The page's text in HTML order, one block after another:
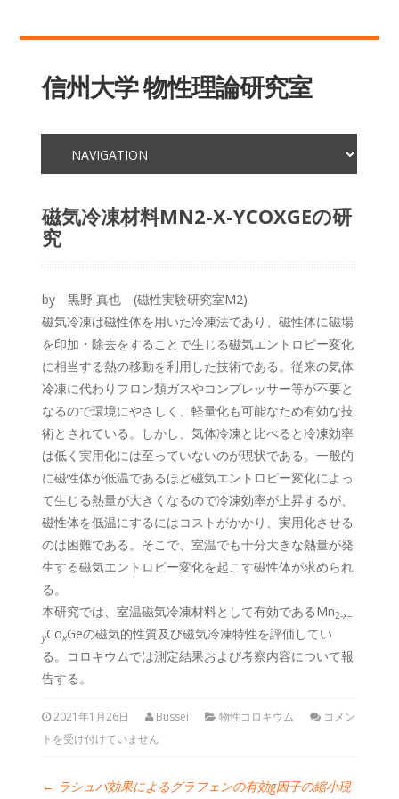
信州大学 物性理論研究室
磁気冷凍材料MN2-X-YCOXGEの研
究
by 黒野 真也 (磁性実験研究室M2)
磁気冷凍は磁性体を用いた冷凍法であり、磁性体に磁場
を印加・除去をすることで生じる磁気エントロピー変化
に相当する熱の移動を利用した技術である。従来の気体
冷凍に代わりフロン類ガスやコンプレッサー等が不要と
なるので環境にやさしく、軽量化も可能なため有効な技
術とされている。しかし、気体冷凍と比べると冷凍効率
は低く実用化には至っていないのが現状である。一般的
に磁性体が低温であるほど磁気エントロピー変化によっ
て生じる熱量が大きくなるので冷凍効率が上昇するが、
磁性体を低温にするにはコストがかかり、実用化させる
のは困難である。そこで、室温でも十分大きな熱量が発
生する磁気エントロピー変化を起こす磁性体が求められ
る。
本研究では、室温磁気冷凍材料として有効であるMn2-x–
yCoxGeの磁気的性質及び磁気冷凍特性を評価してい
る。コロキウムでは測定結果および考察内容について報
告する。
2021年1月26日 Bussei 物性コロキウム
コメン
トを受け付けていません
← ラシュバ効果によるグラフェンの有効g因子の縮小現